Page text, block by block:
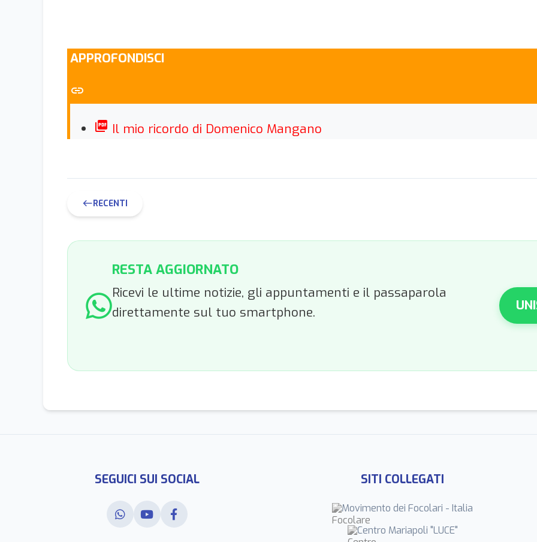
APPROFONDISCI
link
picture_as_pdf Il mio ricordo di Domenico Mangano
westRECENTI
RESTA AGGIORNATO
Ricevi le ultime notizie, gli appuntamenti e il passaparola
direttamente sul tuo smartphone.
SEGUICI SUI SOCIAL SITI COLLEGATI
Movimento dei Focolari - Italia
Centro Mariapoli "LUCE"